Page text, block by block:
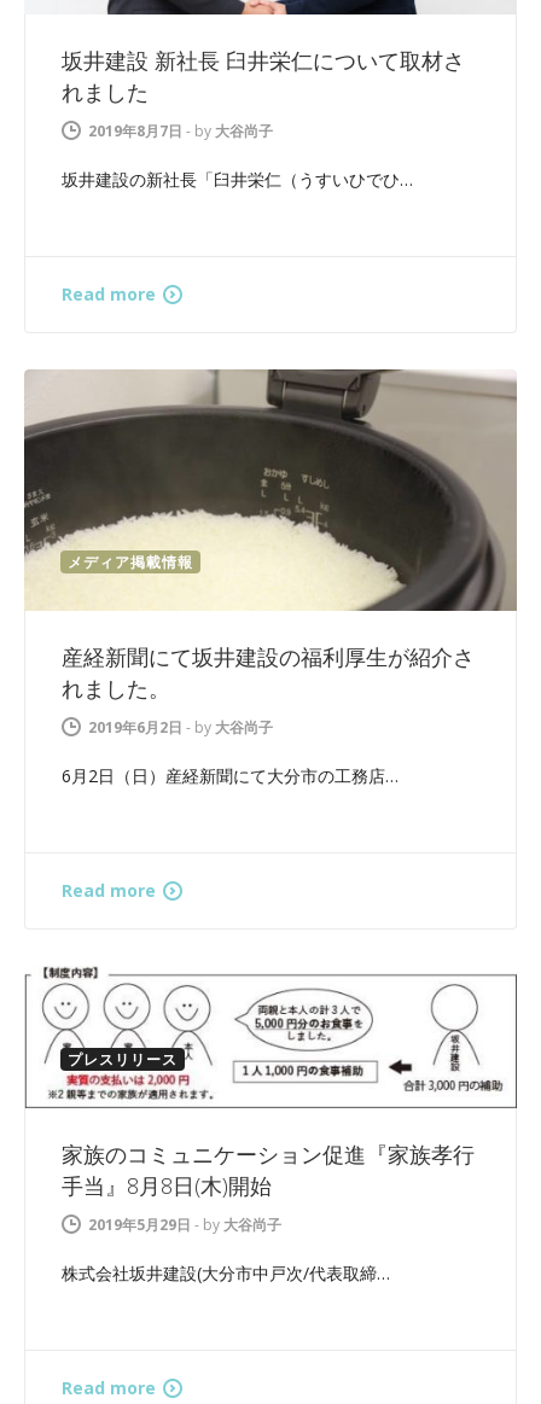
坂井建設 新社長 臼井栄仁について取材さ
れました
2019年8月7日 - by 大谷尚子
坂井建設の新社長「臼井栄仁（うすいひでひ…
Read more
メディア掲載情報
産経新聞にて坂井建設の福利厚生が紹介さ
れました。
2019年6月2日 - by 大谷尚子
6月2日（日）産経新聞にて大分市の工務店…
Read more
プレスリリース
家族のコミュニケーション促進『家族孝行
手当』8月8日(木)開始
2019年5月29日 - by 大谷尚子
株式会社坂井建設(大分市中戸次/代表取締…
Read more